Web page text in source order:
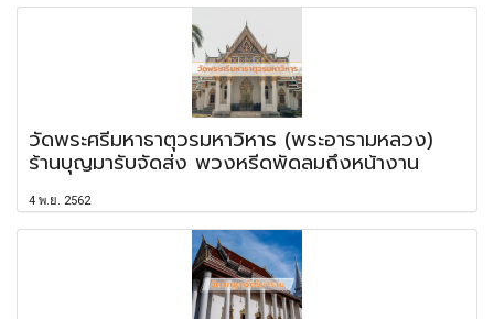
วัดพระศรีมหาธาตุวรมหาวิหาร (พระอารามหลวง)
ร้านบุญมารับจัดส่ง พวงหรีดพัดลมถึงหน้างาน
4 พ.ย. 2562